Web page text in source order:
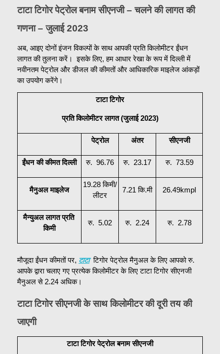
टाटा टिगोर पेट्रोल बनाम सीएनजी – चलने की लागत की
गणना – जुलाई 2023
अब, आइए दोनों इंजन विकल्पों के साथ आपकी प्रति किलोमीटर ईंधन
लागत की तुलना करें।  इसके लिए, हम आधार रेखा के रूप में दिल्ली में
नवीनतम पेट्रोल और डीजल की कीमतों और आधिकारिक माइलेज आंकड़ों
का उपयोग करेंगे।
टाटा टिगोर
प्रति किलोमीटर लागत (जुलाई 2023)
पेट्रोल अंतर सीएनजी
ईंधन की कीमत दिल्ली रु.  96.76 रु.  23.17 रु.  73.59
मैनुअल माइलेज
19.28 किमी/
लीटर
7.21 कि.मी 26.49kmpl
मैन्युअल लागत प्रति
किमी
रु.  5.02 रु.  2.24 रु.  2.78
मौजूदा ईंधन कीमतों पर, टाटा
  टिगोर पेट्रोल मैनुअल के लिए आपको रु.
आपके द्वारा चलाए गए प्रत्येक किलोमीटर के लिए टाटा टिगोर सीएनजी
मैनुअल से 2.24 अधिक।
टाटा टिगोर सीएनजी के साथ किलोमीटर की दूरी तय की
जाएगी
टाटा टिगोर पेट्रोल बनाम सीएनजी